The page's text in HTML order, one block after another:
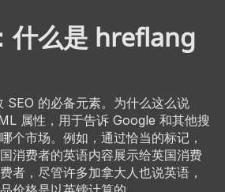
什么是 hreflang
SEO 的必备元素。为什么这么说
属性，用于告诉 Google 和其他搜
个市场。例如，通过恰当的标记，
消费者的英语内容展示给英国消费
者，尽管许多加拿大人也说英语，